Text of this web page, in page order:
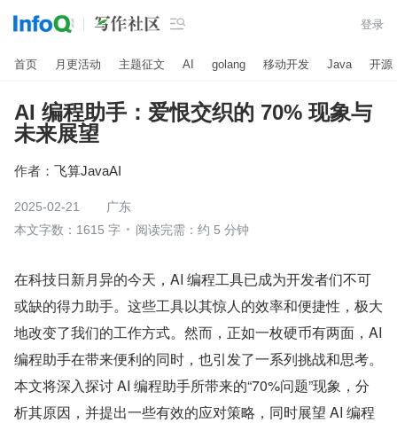
 登录
首页 月更活动 主题征文 AI golang 移动开发 Java 开源
AI 编程助手：爱恨交织的 70% 现象与
未来展望
作者： 飞算JavaAI
2025-02-21
广东
本文字数：1615 字
阅读完需：约 5 分钟
在科技日新月异的今天，AI 编程工具已成为开发者们不可
或缺的得力助手。这些工具以其惊人的效率和便捷性，极大
地改变了我们的工作方式。然而，正如一枚硬币有两面，AI
编程助手在带来便利的同时，也引发了一系列挑战和思考。
本文将深入探讨 AI 编程助手所带来的“70%问题”现象，分
析其原因，并提出一些有效的应对策略，同时展望 AI 编程